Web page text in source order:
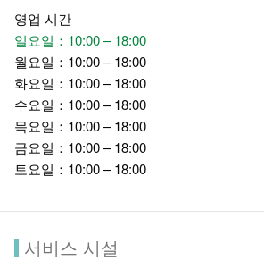
영업 시간
일요일：10:00 – 18:00
월요일：10:00 – 18:00
화요일：10:00 – 18:00
수요일：10:00 – 18:00
목요일：10:00 – 18:00
금요일：10:00 – 18:00
토요일：10:00 – 18:00
서비스 시설